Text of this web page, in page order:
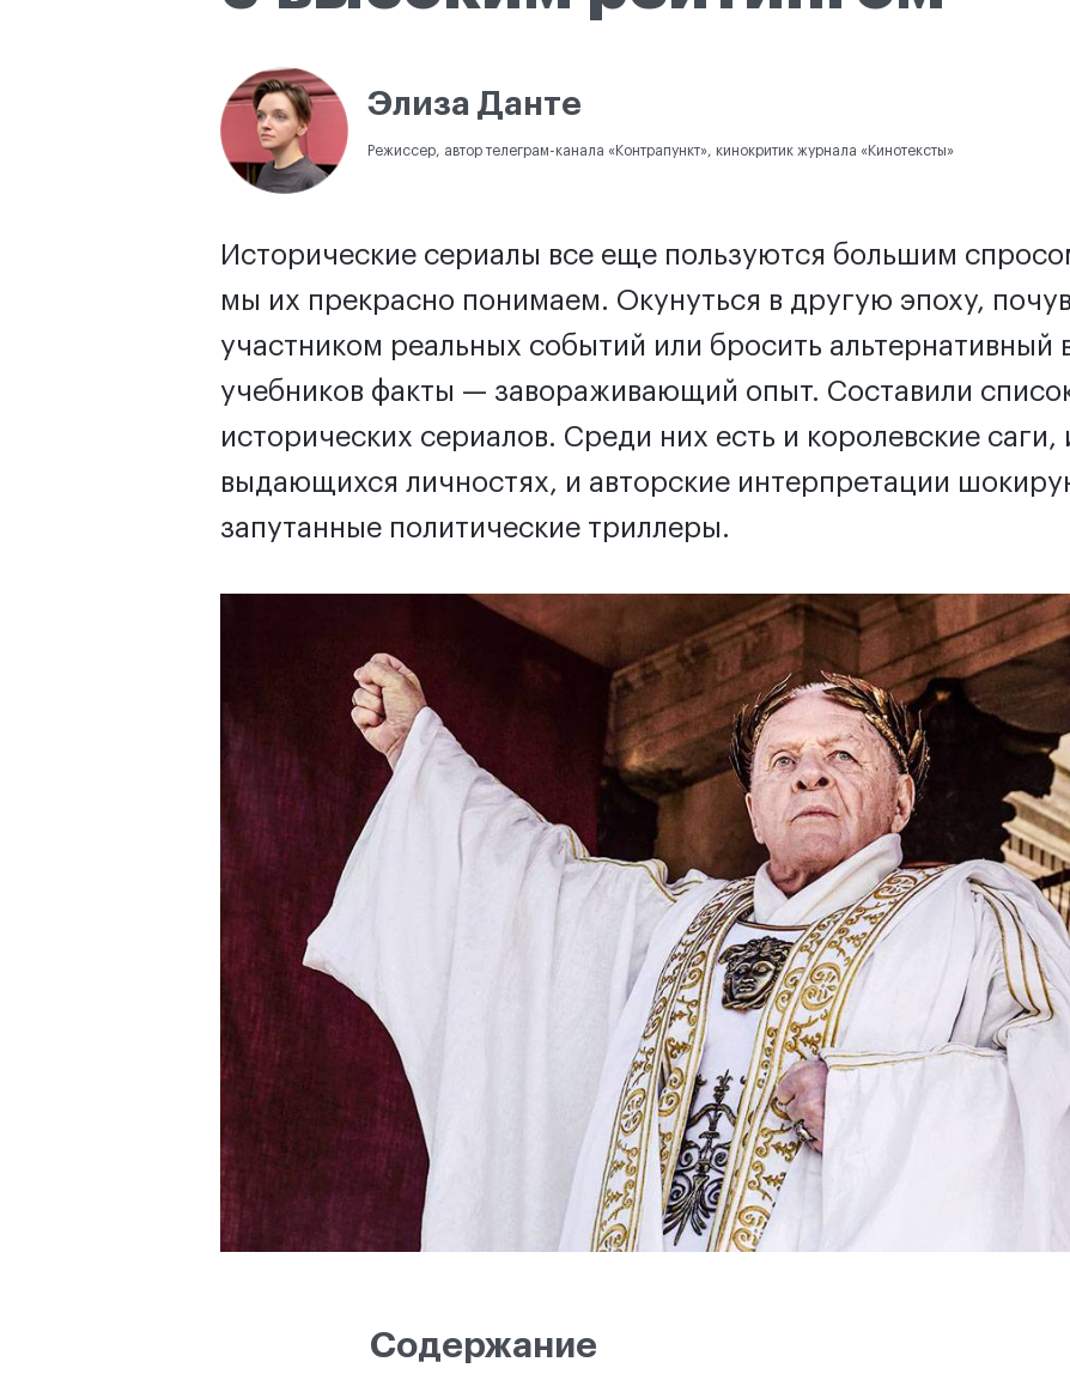
Элиза Данте
Режиссер, автор телеграм-канала «Контрапункт», кинокритик журнала «Кинотексты»
Исторические сериалы все еще пользуются большим
мы их прекрасно понимаем. Окунуться в другую эпоху,
участником реальных событий или бросить альтернативный
учебников факты — завораживающий опыт. Составили
исторических сериалов. Среди них есть и королевские
выдающихся личностях, и авторские интерпретации
запутанные политические триллеры.
Содержание